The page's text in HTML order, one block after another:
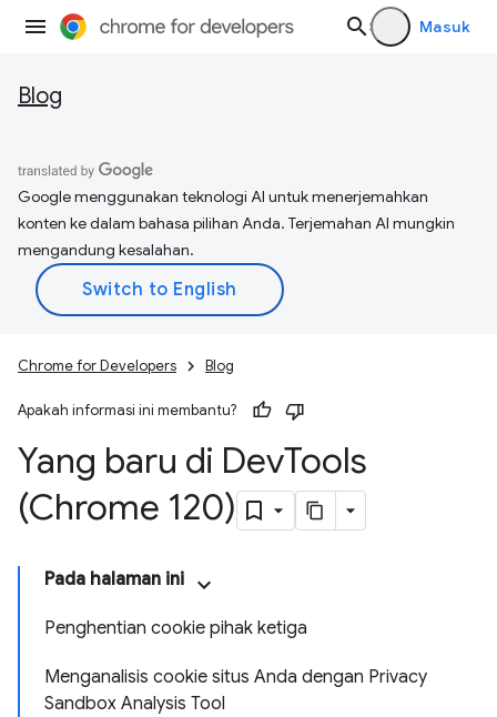
Masuk
Blog
Google menggunakan teknologi AI untuk menerjemahkan
konten ke dalam bahasa pilihan Anda. Terjemahan AI mungkin
mengandung kesalahan.
Chrome for Developers Blog
Apakah informasi ini membantu?
Yang baru di DevTools
(Chrome 120)
Pada halaman ini
Penghentian cookie pihak ketiga
Menganalisis cookie situs Anda dengan Privacy
Sandbox Analysis Tool